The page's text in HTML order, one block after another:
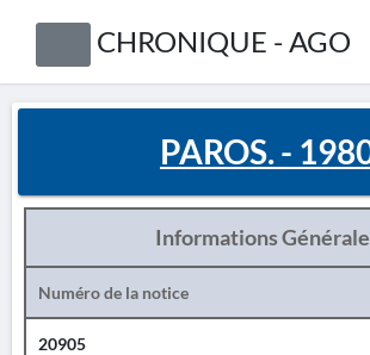
CHRONIQUE - AGO
PAROS. -
Informations
Numéro de la notice
20905